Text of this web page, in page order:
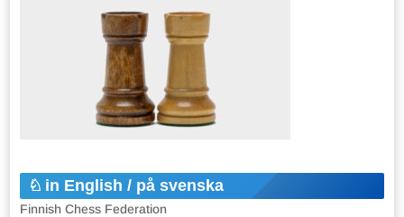
in English / på svenska
Finnish Chess Federation